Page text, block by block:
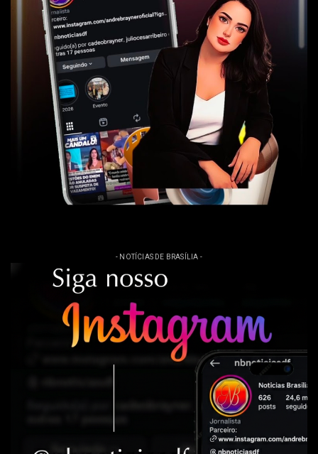
- NOTÍCIAS DE BRASÍLIA -